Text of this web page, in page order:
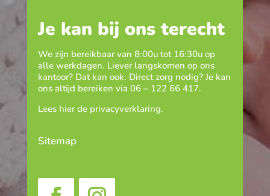
Je kan bij ons terecht
We zijn bereikbaar van 8:00u tot 16:30u op
alle werkdagen. Liever langskomen op ons
kantoor? Dat kan ook. Direct zorg nodig? Je kan
ons altijd bereiken via 06 – 122 66 417.
Lees hier de privacyverklaring.
Sitemap